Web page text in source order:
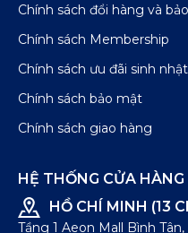
Chính sách đổi hàng và
Chính sách Membership
Chính sách ưu đãi sinh nhật
Chính sách bảo mật
Chính sách giao hàng
HỆ THỐNG CỬA HÀNG
HỒ CHÍ MINH (13
Tầng 1 Aeon Mall Bình